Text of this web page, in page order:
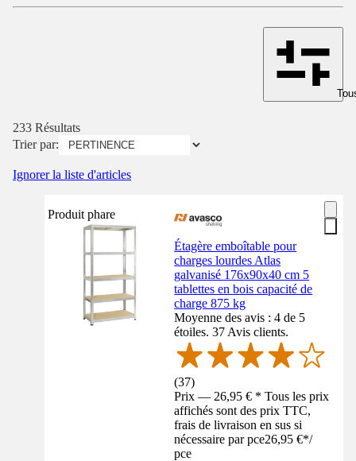
233 Résultats
Trier par:
Ignorer la liste d'articles
Produit phare
Étagère emboîtable pour
charges lourdes Atlas
galvanisé 176x90x40 cm 5
tablettes en bois capacité de
charge 875 kg
Moyenne des avis : 4 de 5
étoiles. 37 Avis clients.
(37)
Prix — 26,95 € * Tous les prix
affichés sont des prix TTC,
frais de livraison en sus si
nécessaire par pce26,95 €*/
pce